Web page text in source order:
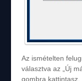
Az ismételten
választva az „Új
gombra kattintasz,